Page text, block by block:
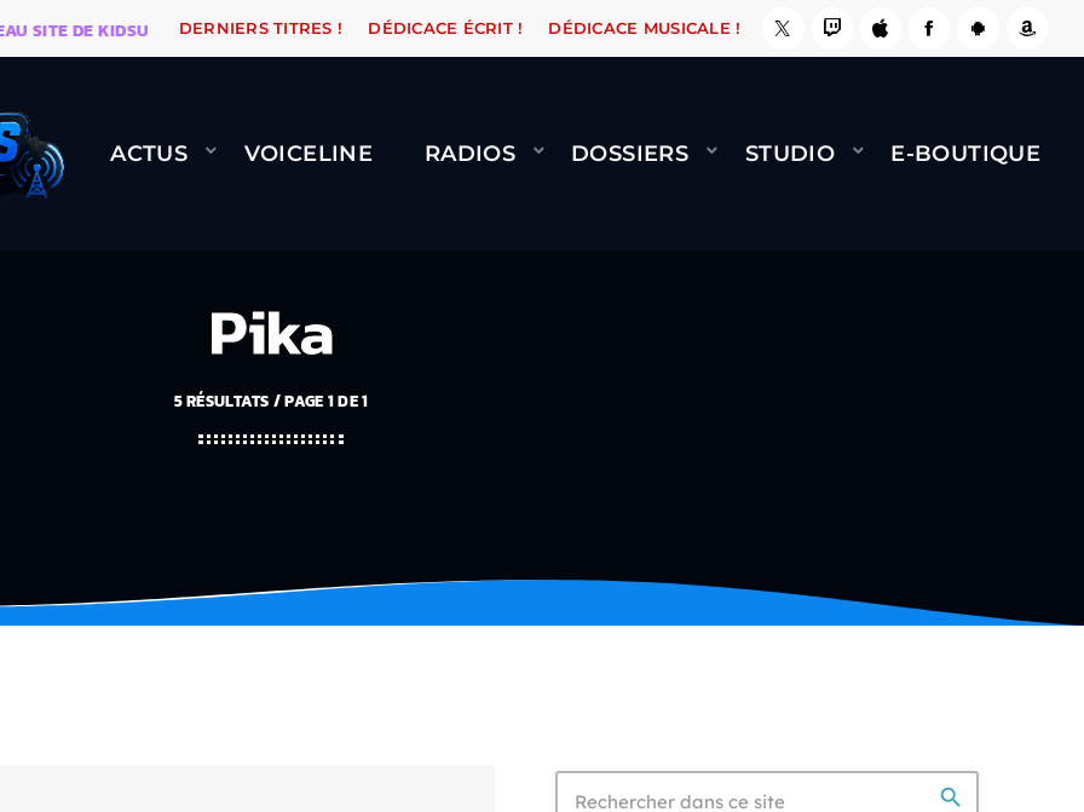
DE KIDSUNE WARÉTRO ORANGE ROAD QUI PASSE, ÇA LE FAIT ! NAMI BERNARD MINET - FLY
DERNIERS TITRES ! DÉDICACE ÉCRIT ! DÉDICACE MUSICALE !
ACTUS VOICELINE RADIOS DOSSIERS STUDIO E-BOUTIQUE
Pika
5 RÉSULTATS / PAGE 1 DE 1
search